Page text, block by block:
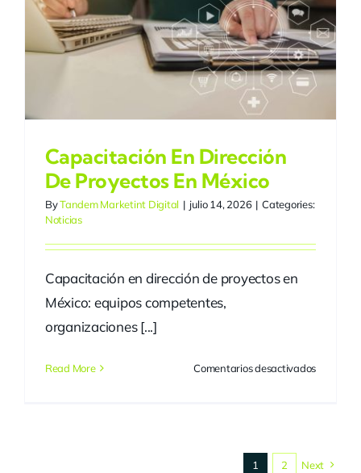
Capacitación En Dirección
De Proyectos En México
ByTandem Marketint Digital | julio 14, 2026 | Categories:
Noticias
Capacitación en dirección de proyectos en
México: equipos competentes,
organizaciones [...]
Read More Comentarios desactivadosen
proyectos
1 2 Next